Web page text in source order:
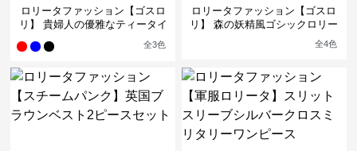
ロリータファッション【ゴスロ
リ】 貴婦人の優雅なティータイ
全3色
ロリータファッション【ゴスロ
リ】 森の妖精風ゴシックロリー
全4色